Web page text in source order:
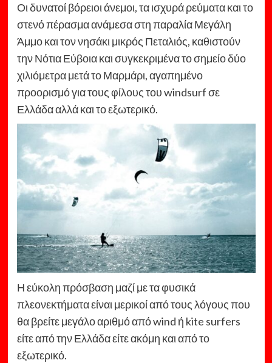
Οι δυνατοί βόρειοι άνεμοι, τα ισχυρά ρεύματα και το
στενό πέρασμα ανάμεσα στη παραλία Μεγάλη
Άμμο και τον νησάκι μικρός Πεταλιός, καθιστούν
την Νότια Εύβοια και συγκεκριμένα το σημείο δύο
χιλιόμετρα μετά το Μαρμάρι, αγαπημένο
προορισμό για τους φίλους του windsurf σε
Ελλάδα αλλά και το εξωτερικό.
Η εύκολη πρόσβαση μαζί με τα φυσικά
πλεονεκτήματα είναι μερικοί από τους λόγους που
θα βρείτε μεγάλο αριθμό από wind ή kite surfers
είτε από την Ελλάδα είτε ακόμη και από το
εξωτερικό.